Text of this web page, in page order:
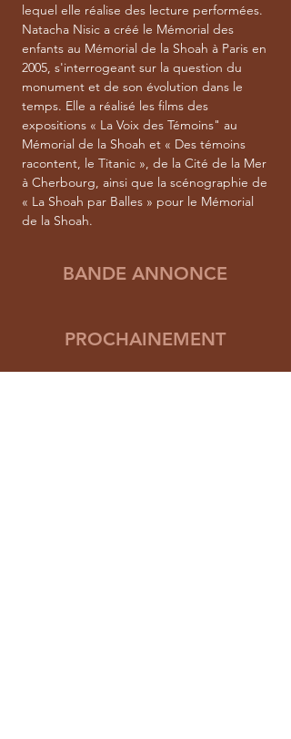
lequel elle réalise des lecture performées.
Natacha Nisic a créé le Mémorial des
enfants au Mémorial de la Shoah à Paris en
2005, s'interrogeant sur la question du
monument et de son évolution dans le
temps. Elle a réalisé les films des
expositions « La Voix des Témoins" au
Mémorial de la Shoah et « Des témoins
racontent, le Titanic », de la Cité de la Mer
à Cherbourg, ainsi que la scénographie de
« La Shoah par Balles » pour le Mémorial
de la Shoah.
BANDE ANNONCE
PROCHAINEMENT